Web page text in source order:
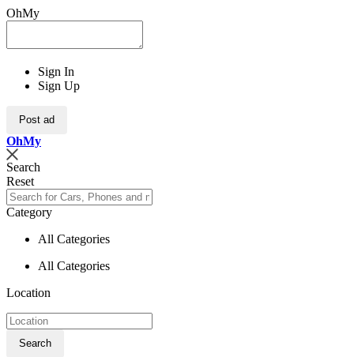
OhMy
Sign In
Sign Up
Post ad
OhMy
Search
Reset
Category
All Categories
All Categories
Location
Search